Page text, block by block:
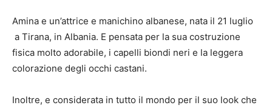
Amina e un’attrice e manichino albanese, nata il 21 luglio
a Tirana, in Albania. E pensata per la sua costruzione
fisica molto adorabile, i capelli biondi neri e la leggera
colorazione degli occhi castani.
Inoltre, e considerata in tutto il mondo per il suo look che